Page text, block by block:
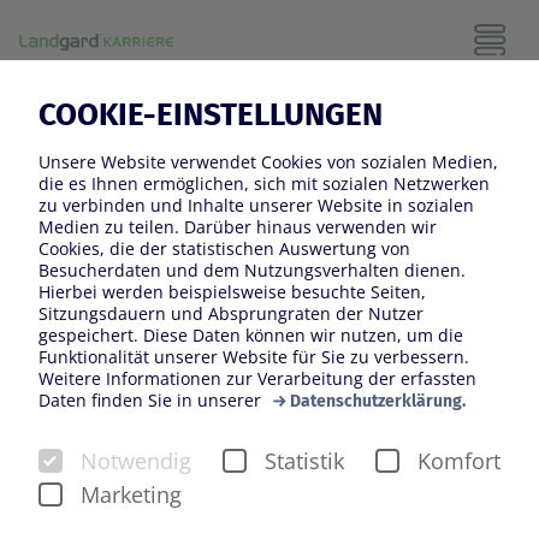
COOKIE-EINSTELLUNGEN
Unsere Website verwendet Cookies von sozialen Medien,
die es Ihnen ermöglichen, sich mit sozialen Netzwerken
zu verbinden und Inhalte unserer Website in sozialen
Medien zu teilen. Darüber hinaus verwenden wir
Cookies, die der statistischen Auswertung von
Besucherdaten und dem Nutzungsverhalten dienen.
Hierbei werden beispielsweise besuchte Seiten,
Sitzungsdauern und Absprungraten der Nutzer
gespeichert. Diese Daten können wir nutzen, um die
Funktionalität unserer Website für Sie zu verbessern.
Weitere Informationen zur Verarbeitung der erfassten
Daten finden Sie in unserer
Datenschutzerklärung.
Notwendig Statistik
Komfort
Marketing
Ansprechpartnerin Bewerbungen